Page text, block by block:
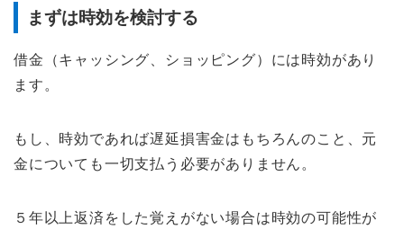
まずは時効を検討する
借金（キャッシング、ショッピング）には時効があり
ます。
もし、時効であれば遅延損害金はもちろんのこと、元
金についても一切支払う必要がありません。
５年以上返済をした覚えがない場合は時効の可能性が